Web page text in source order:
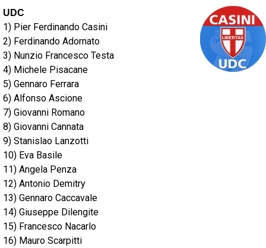
UDC
1) Pier Ferdinando Casini
2) Ferdinando Adornato
3) Nunzio Francesco Testa
4) Michele Pisacane
5) Gennaro Ferrara
6) Alfonso Ascione
7) Giovanni Romano
8) Giovanni Cannata
9) Stanislao Lanzotti
10) Eva Basile
11) Angela Penza
12) Antonio Demitry
13) Gennaro Caccavale
14) Giuseppe Dilengite
15) Francesco Nacarlo
16) Mauro Scarpitti